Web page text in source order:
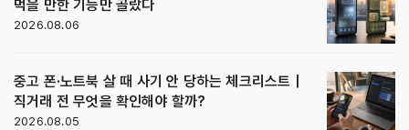
먹을 만한 기능만 골랐다
2026.08.06
중고 폰·노트북 살 때 사기 안 당하는 체크리스트｜
직거래 전 무엇을 확인해야 할까?
2026.08.05